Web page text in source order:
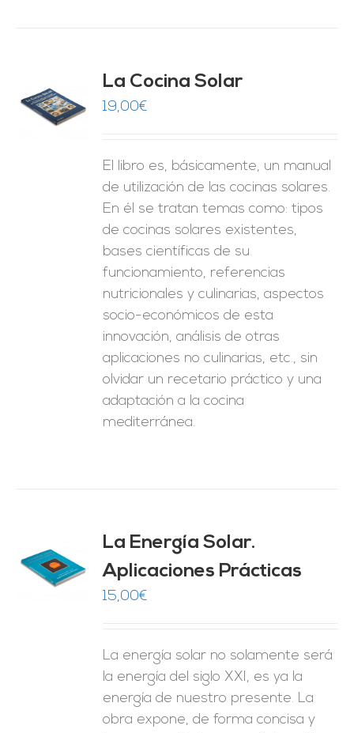
La Cocina Solar
19,00€
El libro es, básicamente, un manual
de utilización de las cocinas solares.
En él se tratan temas como: tipos
de cocinas solares existentes,
bases científicas de su
funcionamiento, referencias
nutricionales y culinarias, aspectos
socio-económicos de esta
innovación, análisis de otras
aplicaciones no culinarias, etc., sin
olvidar un recetario práctico y una
adaptación a la cocina
mediterránea.
La Energía Solar.
Aplicaciones Prácticas
15,00€
La energía solar no solamente será
la energía del siglo XXI, es ya la
energía de nuestro presente. La
obra expone, de forma concisa y